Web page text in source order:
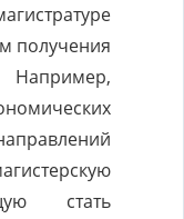
получения
стать